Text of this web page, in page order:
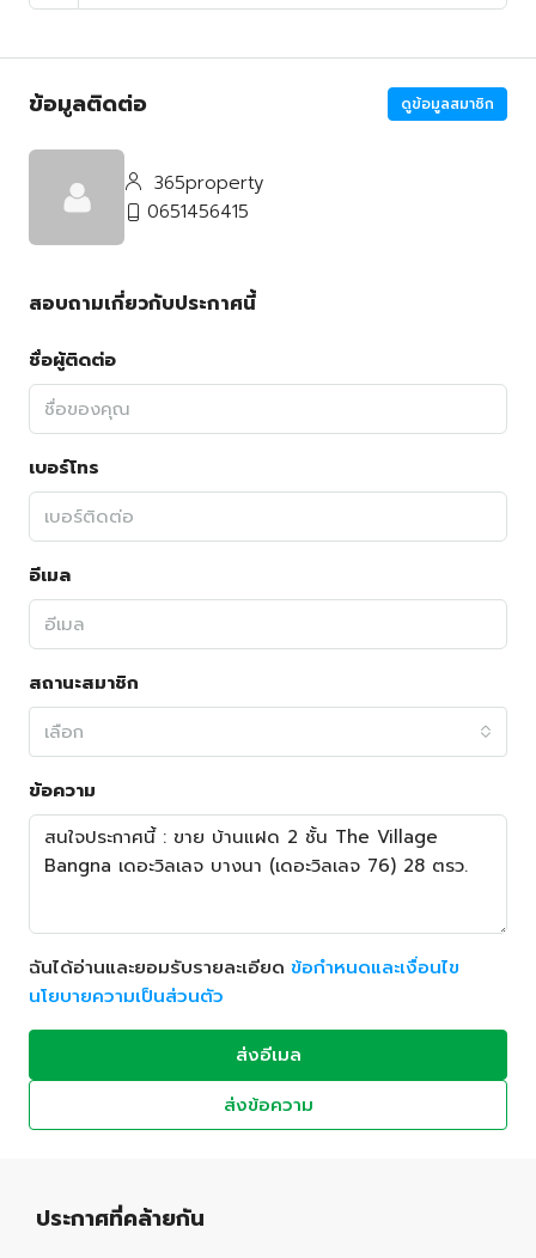
ข้อมูลติดต่อ ดูข้อมูลสมาชิก
365property
0651456415
สอบถามเกี่ยวกับประกาศนี้
ชื่อผู้ติดต่อ
เบอร์โทร
อีเมล
สถานะสมาชิก
เลือก
ข้อความ
ฉันได้อ่านและยอมรับรายละเอียด ข้อกำหนดและเงื่อนไข
นโยบายความเป็นส่วนตัว
ส่งอีเมล
ส่งข้อความ
ประกาศที่คล้ายกัน